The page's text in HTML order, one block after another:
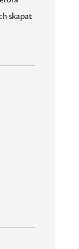
skapat